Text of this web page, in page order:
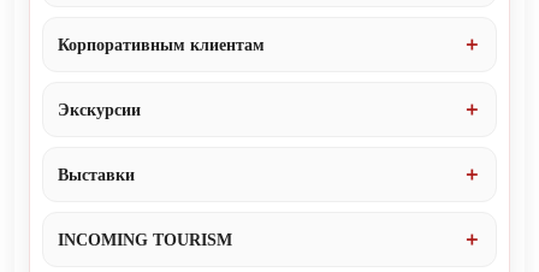
Корпоративным клиентам
Экскурсии
Выставки
INCOMING TOURISM